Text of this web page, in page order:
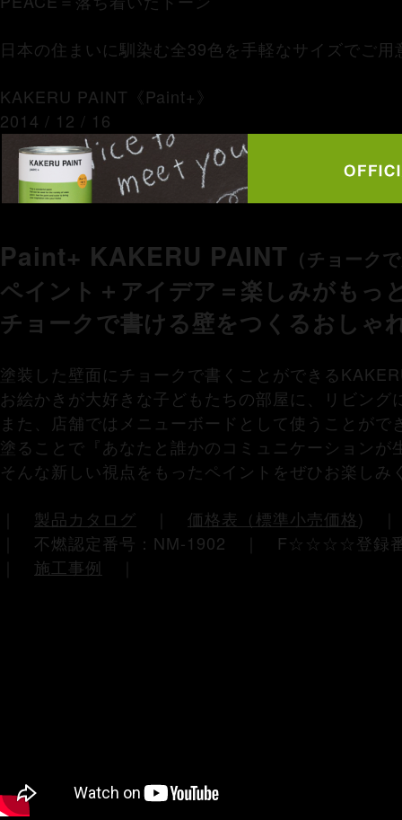
日本の住まいに馴染む全39色を手軽なサイズでご用
KAKERU PAINT《Paint+》
2014 / 12 / 16
Paint+ KAKERU PAINT （チョーク
ペイント＋アイデア＝楽しみがもっ
チョークで書ける壁をつくるおしゃ
塗装した壁面にチョークで書くことができる
お絵かきが大好きな子どもたちの部屋に、リビン
また、店舗ではメニューボードとして使うことがで
塗ることで『あなたと誰かのコミュニケーションが
そんな新しい視点をもったペイントをぜひお楽しみ
製品カタログ 価格表（標準小売価格)
｜ 不燃認定番号：NM-1902 ｜ F☆☆☆☆登録
施工事例